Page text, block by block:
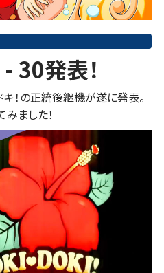
30発表！
！の正統後継機が遂に発表。
ました！